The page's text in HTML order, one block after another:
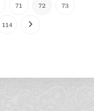
71 72 73
114